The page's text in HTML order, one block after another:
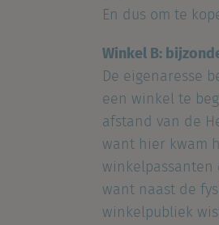
En dus om te
Winkel B:
De eigenaresse
een winkel te
afstand van de
want hier kwam
want naast de
winkelpubliek